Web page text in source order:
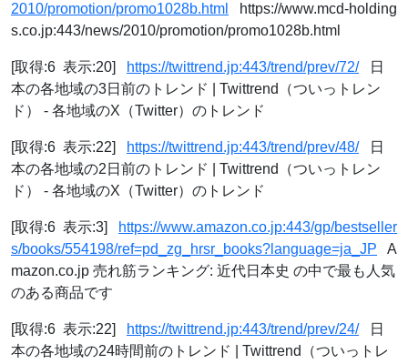
2010/promotion/promo1028b.html
https://www.mcd-holding
s.co.jp:443/news/2010/promotion/promo1028b.html
[取得:6 表示:20] https://twittrend.jp:443/trend/prev/72/日
本の各地域の3日前のトレンド | Twittrend（ついっトレン
ド） - 各地域のX（Twitter）のトレンド
[取得:6 表示:22] https://twittrend.jp:443/trend/prev/48/日
本の各地域の2日前のトレンド | Twittrend（ついっトレン
ド） - 各地域のX（Twitter）のトレンド
[取得:6 表示:3]
https://www.amazon.co.jp:443/gp/bestseller
s/books/554198/ref=pd_zg_hrsr_books?language=ja_JP A
mazon.co.jp 売れ筋ランキング: 近代日本史 の中で最も人気
のある商品です
[取得:6 表示:22] https://twittrend.jp:443/trend/prev/24/日
本の各地域の24時間前のトレンド | Twittrend（ついっトレ